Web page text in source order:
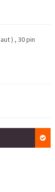
) , 30 pin